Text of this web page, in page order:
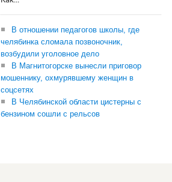
В отношении педагогов школы, где
челябинка сломала позвоночник,
возбудили уголовное дело
В Магнитогорске вынесли приговор
мошеннику, охмурявшему женщин в
соцсетях
В Челябинской области цистерны с
бензином сошли с рельсов